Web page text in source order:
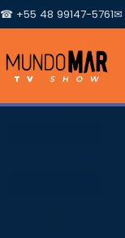
☎ +55 48 99147-5761✉